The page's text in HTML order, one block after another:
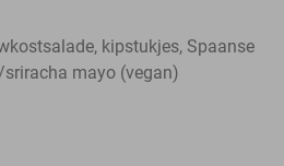
kipstukjes, Spaanse
mayo (vegan)